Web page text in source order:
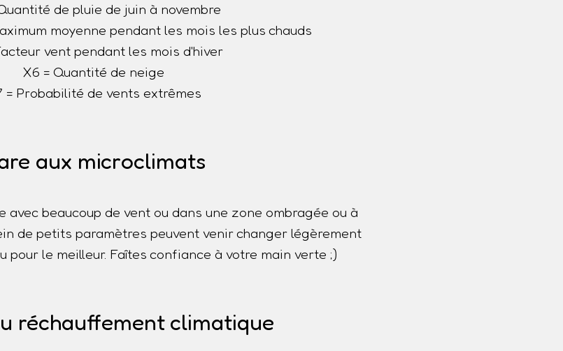
de pluie de juin à novembre
moyenne pendant les mois les plus chauds
vent pendant les mois d'hiver
X6 = Quantité de neige
= Probabilité de vents extrêmes
aux microclimats
avec beaucoup de vent ou dans une zone ombragée ou à
de petits paramètres peuvent venir changer légèrement
pour le meilleur. Faîtes confiance à votre main verte ;)
réchauffement climatique